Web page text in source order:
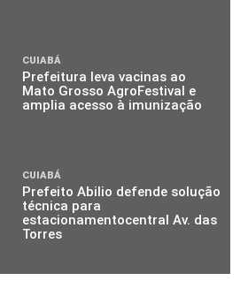
CUIABÁ
Prefeitura leva vacinas ao
Mato Grosso AgroFestival e
amplia acesso à imunização
CUIABÁ
Prefeito Abilio defende solução
técnica para
estacionamentocentral Av. das
Torres